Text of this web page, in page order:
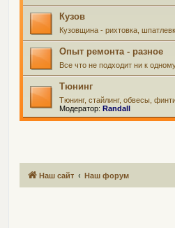
Кузов
Кузовщина - рихтовка,
Опыт ремонта - разное
Все что не подходит ни к
Тюнинг
Тюнинг, стайлинг, обвесы,
Модератор: Randall
Наш сайт Наш форум